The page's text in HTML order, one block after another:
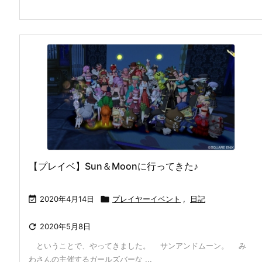
【プレイベ】Sun＆Moonに行ってきた♪
 2020年4月14日  プレイヤーイベント , 日記
 2020年5月8日
ということで、やってきました。 サンアンドムーン。 み
わさんの主催するガールズバーな ...